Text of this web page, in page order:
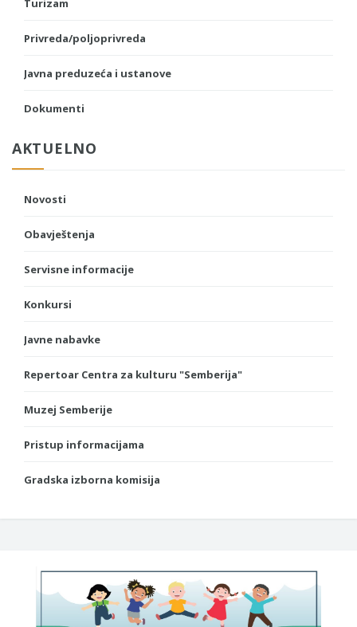
Turizam
Privreda/poljoprivreda
Javna preduzeća i ustanove
Dokumenti
AKTUELNO
Novosti
Obavještenja
Servisne informacije
Konkursi
Javne nabavke
Repertoar Centra za kulturu "Semberija"
Muzej Semberije
Pristup informacijama
Gradska izborna komisija